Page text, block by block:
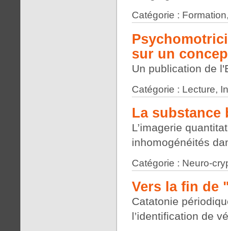
Catégorie :
sur un
Un publication de
Catégorie : Lecture,
La substance
L’imagerie
inhomogénéités
Catégorie : Neuro-
Vers la fin de
Catatonie
l’identification de